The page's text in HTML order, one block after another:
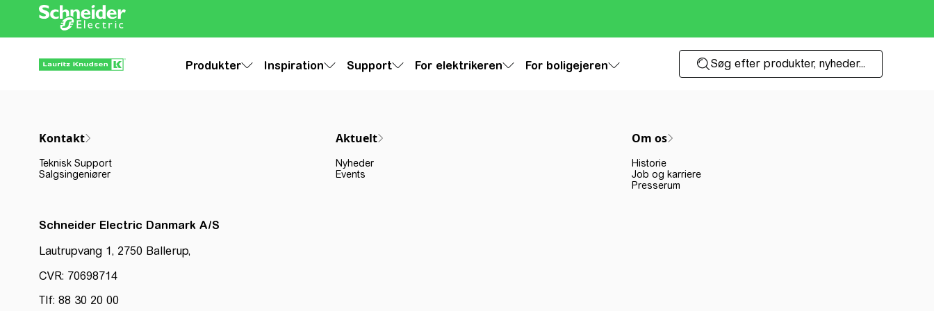
Produkter Inspiration Support For elektrikeren For boligejeren Søg efter produkter, nyheder...
Kontakt
Teknisk Support
Salgsingeniører
Aktuelt
Nyheder
Events
Om os
Historie
Job og karriere
Presserum
Schneider Electric Danmark A/S
Lautrupvang 1, 2750 Ballerup,
CVR: 70698714
Tlf: 88 30 20 00